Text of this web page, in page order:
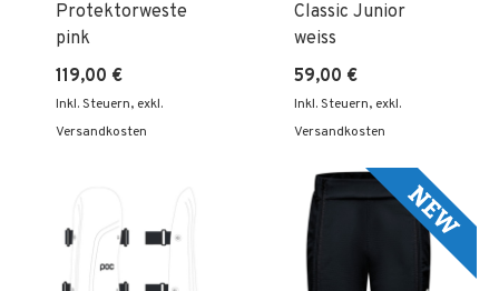
Protektorweste
pink
119,00 €
Inkl. Steuern, exkl.
Versandkosten
Classic Junior
weiss
59,00 €
Inkl. Steuern, exkl.
Versandkosten